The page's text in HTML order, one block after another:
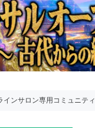
インサロン専用コミュニティ